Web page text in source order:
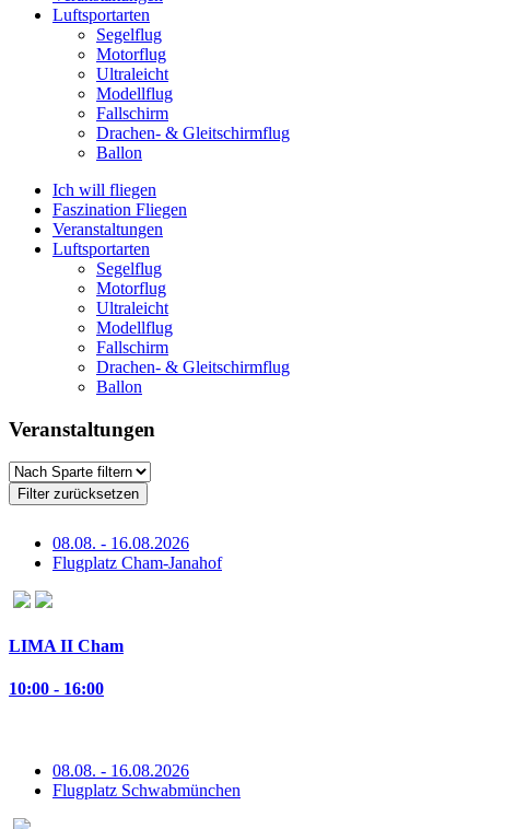
Luftsportarten
Segelflug
Motorflug
Ultraleicht
Modellflug
Fallschirm
Drachen- & Gleitschirmflug
Ballon
Ich will fliegen
Faszination Fliegen
Veranstaltungen
Luftsportarten
Segelflug
Motorflug
Ultraleicht
Modellflug
Fallschirm
Drachen- & Gleitschirmflug
Ballon
Veranstaltungen
Filter zurücksetzen
08.08. - 16.08.2026
Flugplatz Cham-Janahof
LIMA II Cham
10:00 - 16:00
08.08. - 16.08.2026
Flugplatz Schwabmünchen